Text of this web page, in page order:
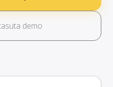
demo